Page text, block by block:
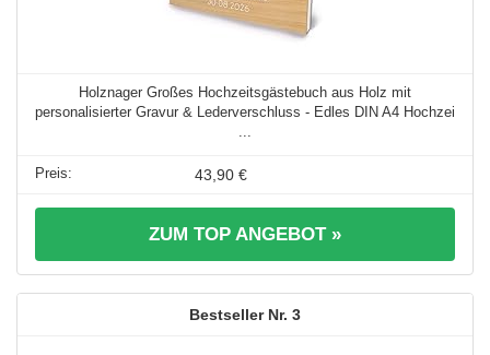
Holznager Großes Hochzeitsgästebuch aus Holz mit
personalisierter Gravur & Lederverschluss - Edles DIN A4 Hochzei
43,90 €
ZUM TOP ANGEBOT »
3